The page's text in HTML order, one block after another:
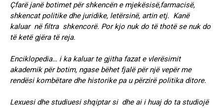
Çfarë janë botimet për shkencën e mjekësisë,farmacisë,
shkencat politike dhe juridike, letërsinë, artin etj. Kanë
kaluar në filtra shkencorë. Por kjo nuk do të thotë se nuk do
të ketë gjëra të reja.
Enciklopedia… i ka kaluar te gjitha fazat e vlerësimit
akademik për botim, ngase bëhet fjalë për një vepër me
rendësi kombëtare dhe historike pa u përzirë politika ditore.
Lexuesi dhe studiuesi shqiptar si dhe ai i huaj do ta studiojë